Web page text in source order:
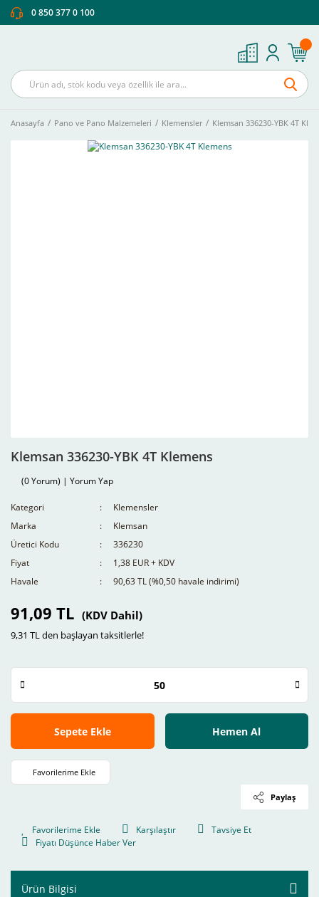
0 850 377 0 100
Anasayfa Pano ve Pano Malzemeleri Klemensler Klemsan 336230-YBK 4T
Klemsan 336230-YBK 4T Klemens
(0 Yorum) | Yorum Yap
Kategori
Klemensler
Marka
Klemsan
Üretici Kodu
336230
Fiyat
1,38 EUR + KDV
Havale
90,63 TL (%0,50 havale indirimi)
91,09 TL (KDV Dahil)
9,31 TL den başlayan taksitlerle!
Sepete Ekle Hemen Al
Paylaş
Karşılaştır
Tavsiye Et
Fiyatı Düşünce Haber Ver
Ürün Bilgisi